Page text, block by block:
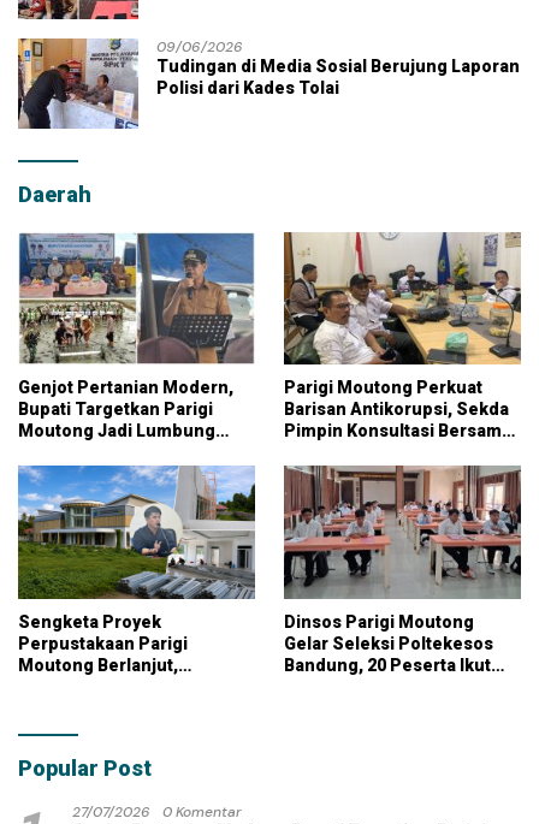
09/06/2026
Tudingan di Media Sosial Berujung Laporan
Polisi dari Kades Tolai
Daerah
Genjot Pertanian Modern,
Bupati Targetkan Parigi
Moutong Jadi Lumbung
Parigi Moutong Perkuat
Barisan Antikorupsi, Sekda
Pimpin Konsultasi Bersama
Sengketa Proyek
Perpustakaan Parigi
Moutong Berlanjut,
dengan Dana Pribadi
Dinsos Parigi Moutong
Gelar Seleksi Poltekesos
Bandung, 20 Peserta Ikut
Popular Post
27/07/2026
0 Komentar